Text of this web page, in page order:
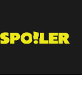
contenido